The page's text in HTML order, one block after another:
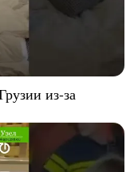
из-за